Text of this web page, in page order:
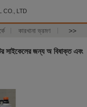
CO., LTD
কারখানা ভ্রমণ >>
সাইকেলের জন্য অ বিষাক্ত এবং